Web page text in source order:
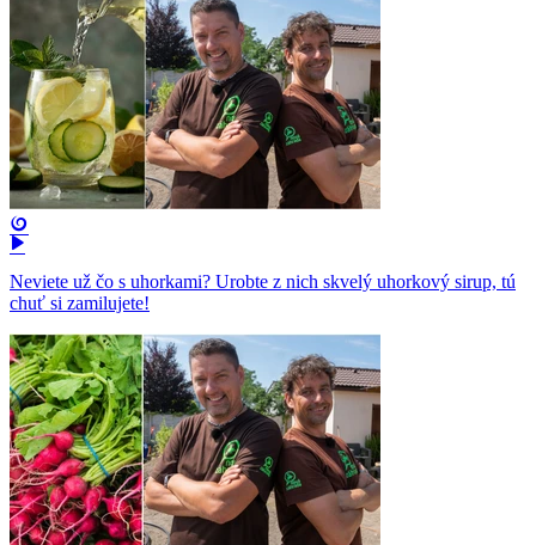
Neviete už čo s uhorkami? Urobte z nich skvelý uhorkový sirup, tú
chuť si zamilujete!